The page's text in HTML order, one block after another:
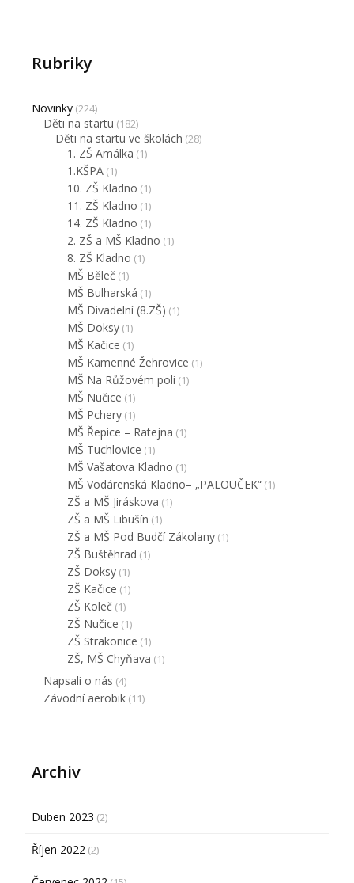
Rubriky
Novinky (224)
Děti na startu (182)
Děti na startu ve školách (28)
1. ZŠ Amálka (1)
1.KŠPA (1)
10. ZŠ Kladno (1)
11. ZŠ Kladno (1)
14. ZŠ Kladno (1)
2. ZŠ a MŠ Kladno (1)
8. ZŠ Kladno (1)
MŠ Běleč (1)
MŠ Bulharská (1)
MŠ Divadelní (8.ZŠ) (1)
MŠ Doksy (1)
MŠ Kačice (1)
MŠ Kamenné Žehrovice (1)
MŠ Na Růžovém poli (1)
MŠ Nučice (1)
MŠ Pchery (1)
MŠ Řepice – Ratejna (1)
MŠ Tuchlovice (1)
MŠ Vašatova Kladno (1)
MŠ Vodárenská Kladno– „PALOUČEK“ (1)
ZŠ a MŠ Jiráskova (1)
ZŠ a MŠ Libušín (1)
ZŠ a MŠ Pod Budčí Zákolany (1)
ZŠ Buštěhrad (1)
ZŠ Doksy (1)
ZŠ Kačice (1)
ZŠ Koleč (1)
ZŠ Nučice (1)
ZŠ Strakonice (1)
ZŠ, MŠ Chyňava (1)
Napsali o nás (4)
Závodní aerobik (11)
Archiv
Duben 2023 (2)
Říjen 2022 (2)